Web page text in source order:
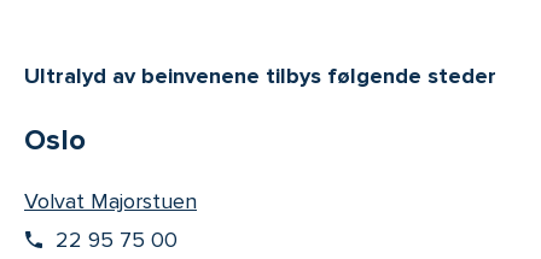
Ultralyd av beinvenene tilbys følgende steder
Oslo
Volvat Majorstuen
22 95 75 00